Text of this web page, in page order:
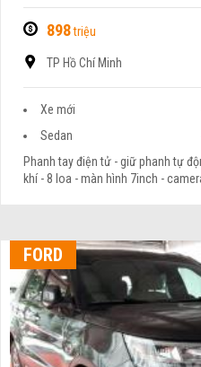
898triệu
TP Hồ Chí Minh
Xe mới
Sedan
Phanh tay điện tử - giữ phanh tự
khí - 8 loa - màn hình 7inch -
FORD